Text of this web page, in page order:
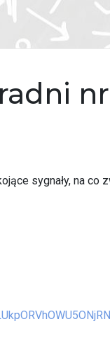
sygnały, na co